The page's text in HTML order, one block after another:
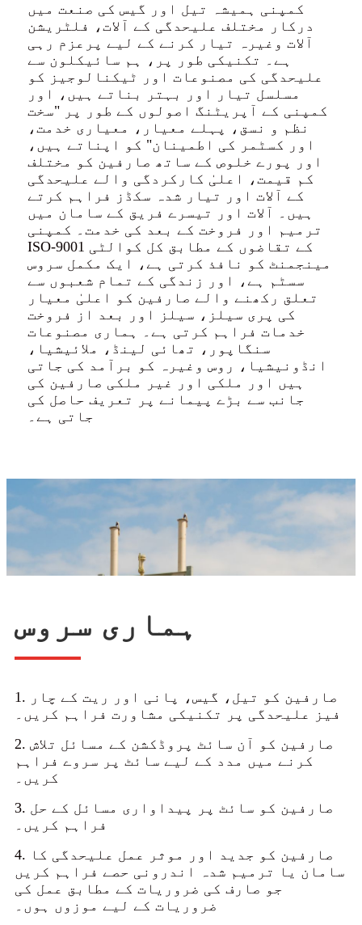
کمپنی ہمیشہ تیل اور گیس کی صنعت میں
درکار مختلف علیحدگی کے آلات، فلٹریشن
آلات وغیرہ تیار کرنے کے لیے پرعزم رہی
ہے۔ تکنیکی طور پر، ہم سائیکلون سے
علیحدگی کی مصنوعات اور ٹیکنالوجیز کو
مسلسل تیار اور بہتر بناتے ہیں، اور
کمپنی کے آپریٹنگ اصولوں کے طور پر "سخت
نظم و نسق، پہلے معیار، معیاری خدمت،
اور کسٹمر کی اطمینان" کو اپناتے ہیں،
اور پورے خلوص کے ساتھ صارفین کو مختلف
کم قیمت، اعلیٰ کارکردگی والے علیحدگی
کے آلات اور تیار شدہ سکڈز فراہم کرتے
ہیں۔ آلات اور تیسرے فریق کے سامان میں
ترمیم اور فروخت کے بعد کی خدمت۔ کمپنی
ISO-9001 کے تقاضوں کے مطابق کل کوالٹی
مینجمنٹ کو نافذ کرتی ہے، ایک مکمل سروس
سسٹم ہے، اور زندگی کے تمام شعبوں سے
تعلق رکھنے والے صارفین کو اعلیٰ معیار
کی پری سیلز، سیلز اور بعد از فروخت
خدمات فراہم کرتی ہے۔ ہماری مصنوعات
سنگاپور، تھائی لینڈ، ملائیشیا،
انڈونیشیا، روس وغیرہ کو برآمد کی جاتی
ہیں اور ملکی اور غیر ملکی صارفین کی
جانب سے بڑے پیمانے پر تعریف حاصل کی
جاتی ہے۔
ہماری سروس
1. صارفین کو تیل، گیس، پانی اور ریت کے چار
فیز علیحدگی پر تکنیکی مشاورت فراہم کریں۔
2. صارفین کو آن سائٹ پروڈکشن کے مسائل تلاش
کرنے میں مدد کے لیے سائٹ پر سروے فراہم
کریں۔
3. صارفین کو سائٹ پر پیداواری مسائل کے حل
فراہم کریں۔
4. صارفین کو جدید اور موثر عمل علیحدگی کا
سامان یا ترمیم شدہ اندرونی حصے فراہم کریں
جو صارف کی ضروریات کے مطابق عمل کی
ضروریات کے لیے موزوں ہوں۔